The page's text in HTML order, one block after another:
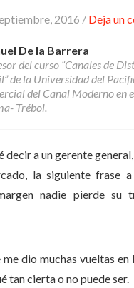
2016 / Deja un
De la Barrera
del curso “Canales de
de la Universidad del
del Canal Moderno en
Trébol.
decir a un gerente
la siguiente frase
nadie pierde su
dio muchas vueltas en
tan cierta o no puede ser.